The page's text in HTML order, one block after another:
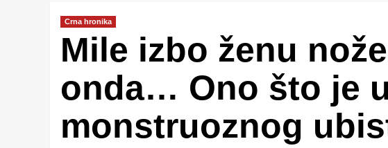
Crna hronika
Mile izbo ženu
onda… Ono što je
monstruoznog